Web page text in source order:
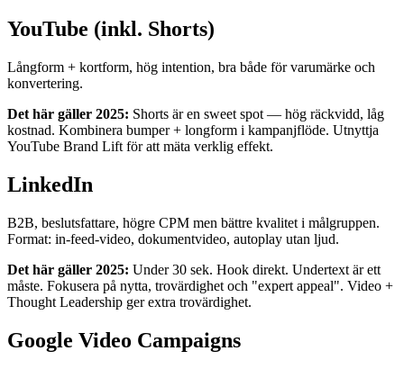
YouTube (inkl. Shorts)
Långform + kortform, hög intention, bra både för varumärke och
konvertering.
Det här gäller 2025: Shorts är en sweet spot — hög räckvidd, låg
kostnad. Kombinera bumper + longform i kampanjflöde. Utnyttja
YouTube Brand Lift för att mäta verklig effekt.
LinkedIn
B2B, beslutsfattare, högre CPM men bättre kvalitet i målgruppen.
Format: in-feed-video, dokumentvideo, autoplay utan ljud.
Det här gäller 2025: Under 30 sek. Hook direkt. Undertext är ett
måste. Fokusera på nytta, trovärdighet och "expert appeal". Video +
Thought Leadership ger extra trovärdighet.
Google Video Campaigns